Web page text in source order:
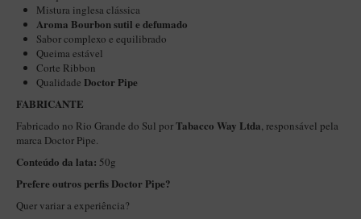
New Rose Polido
Petrus
Piccolo
Premium
Sextavado
Zuccardi
Callia
Encerado
Mistura inglesa clássica
Aroma Bourbon sutil e defumado
Sabor complexo e equilibrado
Queima estável
Corte Ribbon
Qualidade Doctor Pipe
FABRICANTE
Fabricado no Rio Grande do Sul porTabacco Way Ltda, responsável pela
marca Doctor Pipe.
Conteúdo da lata: 50g
Prefere outros perfis Doctor Pipe?
Quer variar a experiência?